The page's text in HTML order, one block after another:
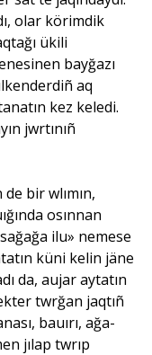
olar körimdik
ükili
bayğazı
aq
kez keledi.
jwrtınıñ
bir wlımın,
osınnan
ilu» nemese
küni kelin jäne
da, aujar aytatın
twrğan jaqtıñ
bauırı, ağa-
jılap twrıp